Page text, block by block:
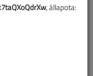
, állapota: